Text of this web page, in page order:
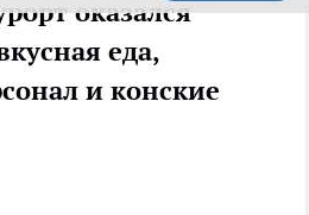
оказался
еда,
и конские